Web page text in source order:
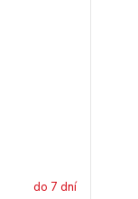
do 7 dní